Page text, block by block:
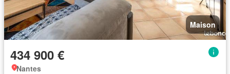
Maison
434 900 €
Nantes